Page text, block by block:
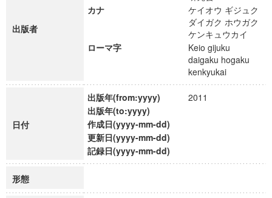
出版者
カナ
ケイオウ ギジュク
ダイガク ホウガク
ケンキュウカイ
ローマ字
Keio gijuku
daigaku hogaku
kenkyukai
日付
出版年(from:yyyy)
2011
出版年(to:yyyy)
作成日(yyyy-mm-dd)
更新日(yyyy-mm-dd)
記録日(yyyy-mm-dd)
形態